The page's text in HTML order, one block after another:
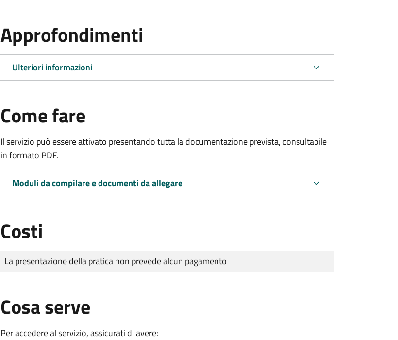
Approfondimenti
Ulteriori informazioni
Come fare
Il servizio può essere attivato presentando tutta la documentazione prevista, consultabile
in formato PDF.
Moduli da compilare e documenti da allegare
Costi
Tipo di pagamento
Importo
La presentazione della pratica non prevede alcun pagamento
Cosa serve
Per accedere al servizio, assicurati di avere: